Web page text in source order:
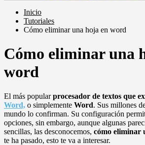
Inicio
Tutoriales
Cómo eliminar una hoja en word
Cómo eliminar una
word
El más popularprocesador de textos que
Word, o simplemente Word. Sus millones
mundo lo confirman. Su configuración
opciones, sin embargo, aunque algunas
sencillas, las desconocemos, cómo eliminar
te ha pasado, esto te va a interesar.